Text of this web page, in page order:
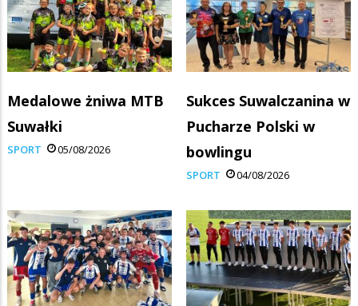
Medalowe żniwa MTB
Suwałki
SPORT 05/08/2026
Sukces Suwalczanina w
Pucharze Polski w
bowlingu
SPORT 04/08/2026